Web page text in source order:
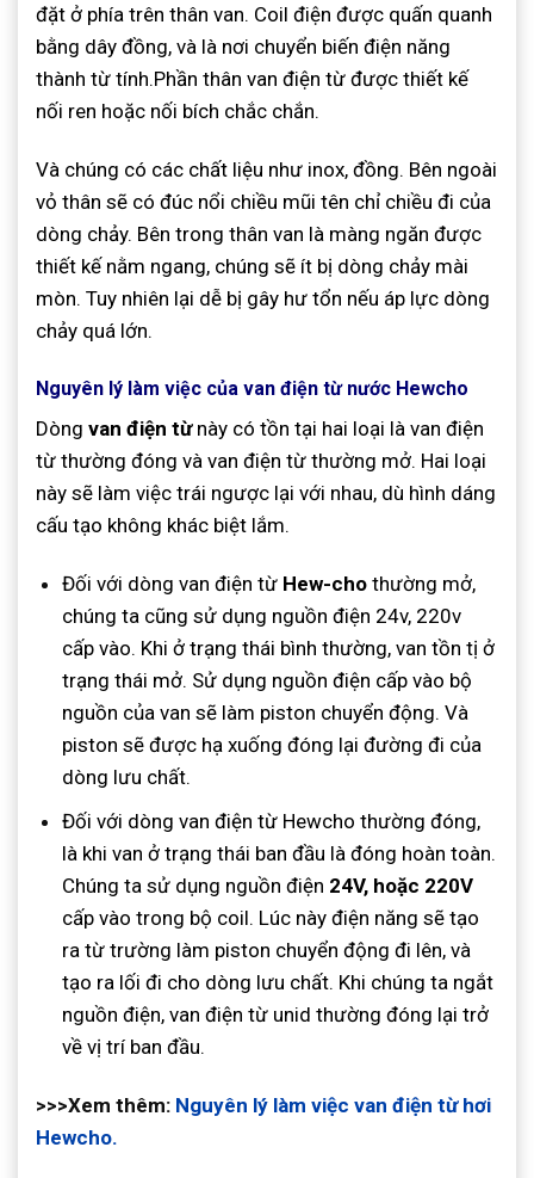
đặt ở phía trên thân van. Coil điện được quấn quanh
bằng dây đồng, và là nơi chuyển biến điện năng
thành từ tính.Phần thân van điện từ được thiết kế
nối ren hoặc nối bích chắc chắn.
Và chúng có các chất liệu như inox, đồng. Bên ngoài
vỏ thân sẽ có đúc nổi chiều mũi tên chỉ chiều đi của
dòng chảy. Bên trong thân van là màng ngăn được
thiết kế nằm ngang, chúng sẽ ít bị dòng chảy mài
mòn. Tuy nhiên lại dễ bị gây hư tổn nếu áp lực dòng
chảy quá lớn.
Nguyên lý làm việc của van điện từ nước Hewcho
Dòng van điện từ này có tồn tại hai loại là van điện
từ thường đóng và van điện từ thường mở. Hai loại
này sẽ làm việc trái ngược lại với nhau, dù hình dáng
cấu tạo không khác biệt lắm.
Đối với dòng van điện từ Hew-chothường mở,
chúng ta cũng sử dụng nguồn điện 24v, 220v
cấp vào. Khi ở trạng thái bình thường, van tồn tị ở
trạng thái mở. Sử dụng nguồn điện cấp vào bộ
nguồn của van sẽ làm piston chuyển động. Và
piston sẽ được hạ xuống đóng lại đường đi của
dòng lưu chất.
Đối với dòng van điện từ Hewcho thường đóng,
là khi van ở trạng thái ban đầu là đóng hoàn toàn.
Chúng ta sử dụng nguồn điện 24V, hoặc 220V
cấp vào trong bộ coil. Lúc này điện năng sẽ tạo
ra từ trường làm piston chuyển động đi lên, và
tạo ra lối đi cho dòng lưu chất. Khi chúng ta ngắt
nguồn điện, van điện từ unid thường đóng lại trở
về vị trí ban đầu.
>>>Xem thêm: Nguyên lý làm việc van điện từ hơi
Hewcho.